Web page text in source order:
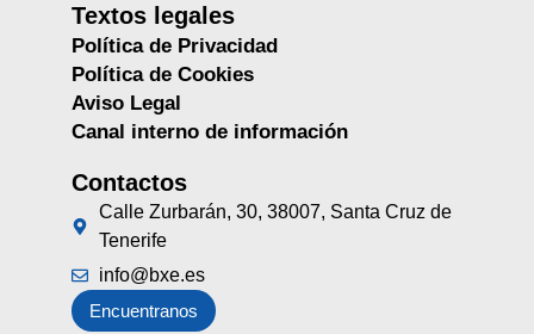
Textos legales
Política de Privacidad
Política de Cookies
Aviso Legal
Canal interno de información
Contactos
Calle Zurbarán, 30, 38007, Santa Cruz de
Tenerife
info@bxe.es
Encuentranos